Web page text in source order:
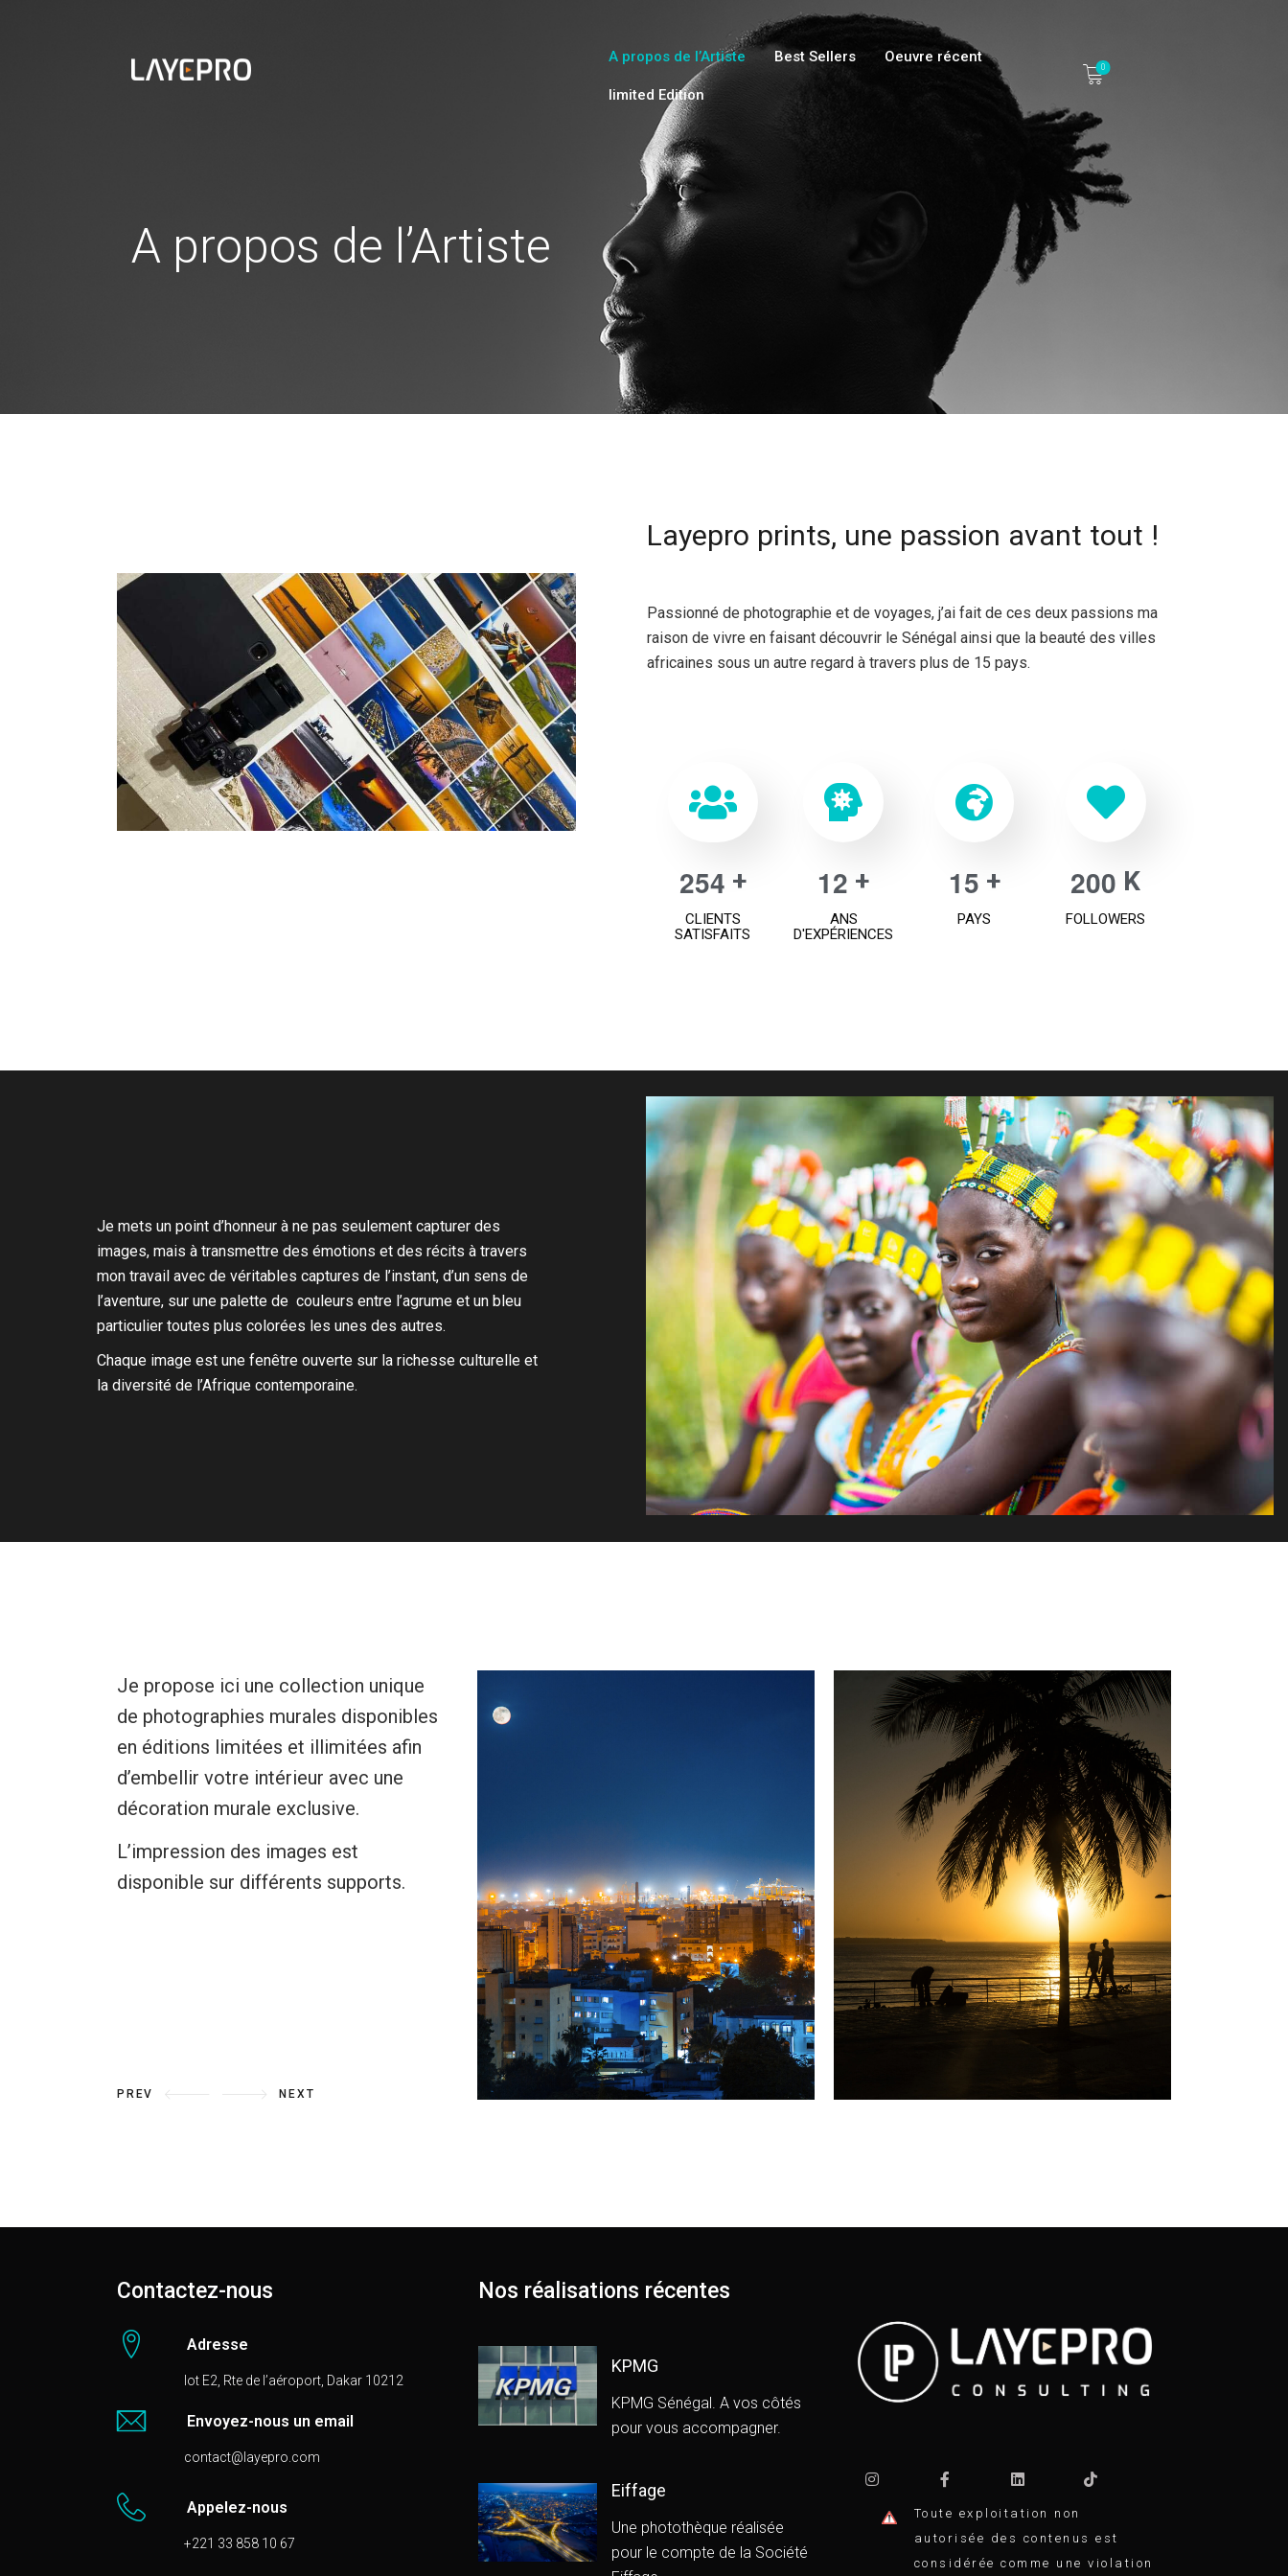
A propos de l’Artiste Best Sellers Oeuvre récent
limited Edition
0
A propos de l’Artiste
COLLECTIONS
LOCAL STORES
PAGES
CONTACT
Layepro prints, une passion avant tout !
Passionné de photographie et de voyages, j’ai fait de ces deux passions ma
raison de vivre en faisant découvrir le Sénégal ainsi que la beauté des villes
africaines sous un autre regard à travers plus de 15 pays.
254 +
CLIENTS
SATISFAITS
12 +
ANS
D'EXPÉRIENCES
15 +
PAYS
200 K
FOLLOWERS
Je mets un point d’honneur à ne pas seulement capturer des
images, mais à transmettre des émotions et des récits à travers
mon travail avec de véritables captures de l’instant, d’un sens de
l’aventure, sur une palette de couleurs entre l’agrume et un bleu
particulier toutes plus colorées les unes des autres.
Chaque image est une fenêtre ouverte sur la richesse culturelle et
la diversité de l’Afrique contemporaine.
Je propose ici une collection unique
de photographies murales disponibles
en éditions limitées et illimitées afin
d’embellir votre intérieur avec une
décoration murale exclusive.
L’impression des images est
disponible sur différents supports.
PREV NEXT
Contactez-nous
Adresse
lot E2, Rte de l’aéroport, Dakar 10212
Envoyez-nous un email
contact@layepro.com
Appelez-nous
+221 33 858 10 67
Nos réalisations récentes
KPMG
KPMG Sénégal. A vos côtés
pour vous accompagner.
Eiffage
Une photothèque réalisée
pour le compte de la Société
Toute exploitation non
autorisée des contenus est
considérée comme une violation